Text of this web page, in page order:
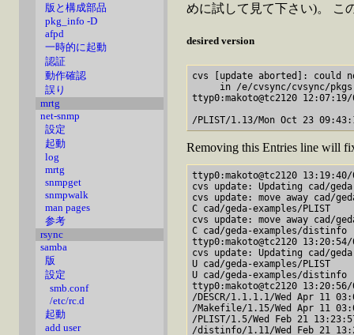
版と構成部品
pkg_info -D
afpd
一時的に起動
認証
動作確認
誤り
mrtg
net-snmp
設定
起動
log
mrtg
snmpget
snmpwalk
man pages
参考
rsync
samba
版
設定
smb.conf
/etc/rc.d
起動
add user
めに試して見て下さい)。 こ
desired version
cvs [update aborted]: could
in /e/cvsync/cvsync/
ttyp0:makoto@tc2120
Removing this Entries line will
ttyp0:makoto@tc2120
cvs update: Updating cad/
cvs update: move away cad/
C cad/geda-examples/PLIST
cvs update: move away cad/
C cad/geda-examples/distinfo
ttyp0:makoto@tc2120
cvs update: Updating cad/
U cad/geda-examples/PLIST
U cad/geda-examples/distinfo
ttyp0:makoto@tc2120
/DESCR/1.1.1.1/Wed Apr 11
/Makefile/1.15/Wed Apr 11
/PLIST/1.5/Wed Feb 21
/distinfo/1.11/Wed Feb 21